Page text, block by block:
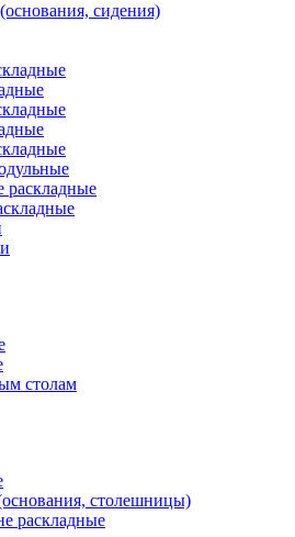
сидения)
раскладные
столам
столешницы)
раскладные